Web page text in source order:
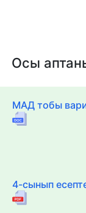
Осы
МАД тобы
4-сынып